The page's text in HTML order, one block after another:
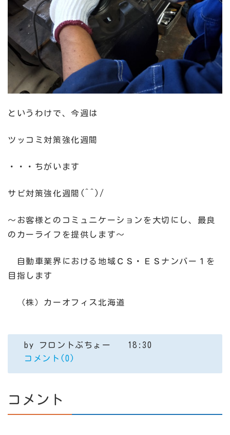
というわけで、今週は
ツッコミ対策強化週間
・・・ちがいます
サビ対策強化週間(^^)/
～お客様とのコミュニケーションを大切にし、最良
のカーライフを提供します～
自動車業界における地域ＣＳ・ＥＳナンバー１を
目指します
（株）カーオフィス北海道
by フロントぶちょー
18:30
コメント(0)
コメント